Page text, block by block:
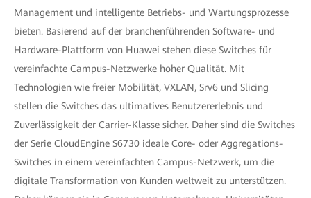
Management und intelligente Betriebs- und Wartungsprozesse
bieten. Basierend auf der branchenführenden Software- und
Hardware-Plattform von Huawei stehen diese Switches für
vereinfachte Campus-Netzwerke hoher Qualität. Mit
Technologien wie freier Mobilität, VXLAN, Srv6 und Slicing
stellen die Switches das ultimatives Benutzererlebnis und
Zuverlässigkeit der Carrier-Klasse sicher. Daher sind die Switches
der Serie CloudEngine S6730 ideale Core- oder Aggregations-
Switches in einem vereinfachten Campus-Netzwerk, um die
digitale Transformation von Kunden weltweit zu unterstützen.